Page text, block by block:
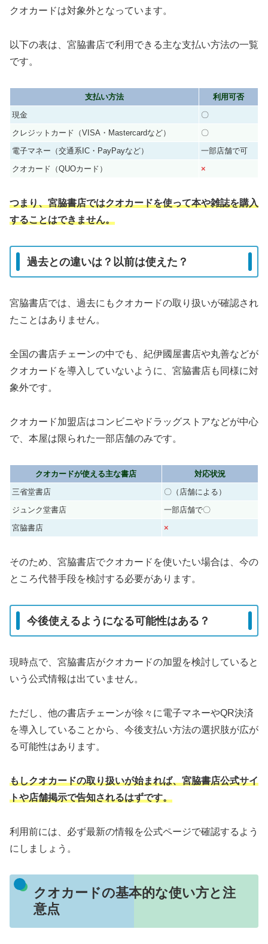
クオカードは対象外となっています。
以下の表は、宮脇書店で利用できる主な支払い方法の一覧
です。
支払い方法
利用可否
現金
〇
クレジットカード（VISA・Mastercardなど）
〇
電子マネー（交通系IC・PayPayなど）
一部店舗で可
クオカード（QUOカード）
×
つまり、宮脇書店ではクオカードを使って本や雑誌を購入
することはできません。
過去との違いは？以前は使えた？
宮脇書店では、過去にもクオカードの取り扱いが確認され
たことはありません。
全国の書店チェーンの中でも、紀伊國屋書店や丸善などが
クオカードを導入していないように、宮脇書店も同様に対
象外です。
クオカード加盟店はコンビニやドラッグストアなどが中心
で、本屋は限られた一部店舗のみです。
クオカードが使える主な書店
対応状況
三省堂書店
〇（店舗による）
ジュンク堂書店
一部店舗で〇
宮脇書店
×
そのため、宮脇書店でクオカードを使いたい場合は、今の
ところ代替手段を検討する必要があります。
今後使えるようになる可能性はある？
現時点で、宮脇書店がクオカードの加盟を検討していると
いう公式情報は出ていません。
ただし、他の書店チェーンが徐々に電子マネーやQR決済
を導入していることから、今後支払い方法の選択肢が広が
る可能性はあります。
もしクオカードの取り扱いが始まれば、宮脇書店公式サイ
トや店舗掲示で告知されるはずです。
利用前には、必ず最新の情報を公式ページで確認するよう
にしましょう。
クオカードの基本的な使い方と注
意点